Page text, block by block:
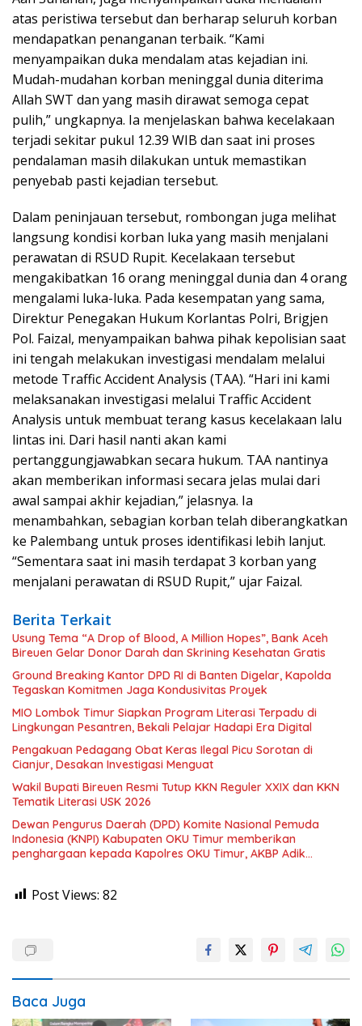
atas peristiwa tersebut dan berharap seluruh korban
mendapatkan penanganan terbaik. “Kami
menyampaikan duka mendalam atas kejadian ini.
Mudah-mudahan korban meninggal dunia diterima
Allah SWT dan yang masih dirawat semoga cepat
pulih,” ungkapnya. Ia menjelaskan bahwa kecelakaan
terjadi sekitar pukul 12.39 WIB dan saat ini proses
pendalaman masih dilakukan untuk memastikan
penyebab pasti kejadian tersebut.
Dalam peninjauan tersebut, rombongan juga melihat
langsung kondisi korban luka yang masih menjalani
perawatan di RSUD Rupit. Kecelakaan tersebut
mengakibatkan 16 orang meninggal dunia dan 4 orang
mengalami luka-luka. Pada kesempatan yang sama,
Direktur Penegakan Hukum Korlantas Polri, Brigjen
Pol. Faizal, menyampaikan bahwa pihak kepolisian saat
ini tengah melakukan investigasi mendalam melalui
metode Traffic Accident Analysis (TAA). “Hari ini kami
melaksanakan investigasi melalui Traffic Accident
Analysis untuk membuat terang kasus kecelakaan lalu
lintas ini. Dari hasil nanti akan kami
pertanggungjawabkan secara hukum. TAA nantinya
akan memberikan informasi secara jelas mulai dari
awal sampai akhir kejadian,” jelasnya. Ia
menambahkan, sebagian korban telah diberangkatkan
ke Palembang untuk proses identifikasi lebih lanjut.
“Sementara saat ini masih terdapat 3 korban yang
menjalani perawatan di RSUD Rupit,” ujar Faizal.
Berita Terkait
Usung Tema “A Drop of Blood, A Million Hopes”, Bank Aceh
Bireuen Gelar Donor Darah dan Skrining Kesehatan Gratis
Ground Breaking Kantor DPD RI di Banten Digelar, Kapolda
Tegaskan Komitmen Jaga Kondusivitas Proyek
MIO Lombok Timur Siapkan Program Literasi Terpadu di
Lingkungan Pesantren, Bekali Pelajar Hadapi Era Digital
Pengakuan Pedagang Obat Keras Ilegal Picu Sorotan di
Cianjur, Desakan Investigasi Menguat
Wakil Bupati Bireuen Resmi Tutup KKN Reguler XXIX dan KKN
Tematik Literasi USK 2026
Dewan Pengurus Daerah (DPD) Komite Nasional Pemuda
Indonesia (KNPI) Kabupaten OKU Timur memberikan
penghargaan kepada Kapolres OKU Timur, AKBP Adik
Post Views: 82
Baca Juga